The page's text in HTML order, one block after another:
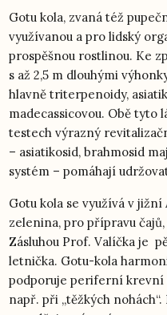
Gotu kola, zvaná též
využívanou a pro lidský
prospěšnou rostlinou. Ke
s až 2,5 m dlouhými
hlavně triterpenoidy,
madecassicovou. Obě tyto
testech výrazný
– asiatikosid, brahmosid
systém – pomáhají
Gotu kola se využívá v
zelenina, pro přípravu
Zásluhou Prof. Valíčka je
letnička. Gotu-kola
podporuje periferní krevní
např. při „těžkých